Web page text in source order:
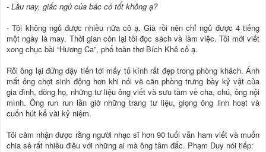
- Lâu nay, giấc ngủ của bác có tốt không ạ?
- Tôi không ngủ được nhiều nữa cô ạ. Già rồi nên chỉ ngủ được 4 tiếng
một ngày là may. Thời gian còn lại tôi đọc sách và làm việc. Tôi mới viết
xong chục bài “Hương Ca”, phổ toàn thơ Bích Khê cô ạ.
Rồi ông lại đứng dậy tiến tới mấy tủ kính rất đẹp trong phòng khách. Ánh
mắt ông chợt sinh động hơn khi nói về căn phòng trưng bày kỷ vật của
gia đình, dòng họ, những tư liệu ông viết và sưu tầm về cha, chú, ông nội
mình. Ông run run lần giở những trang tư liệu, giọng ông linh hoạt và
cuốn hút kể vài kỷ niệm.
Tôi cảm nhận được rằng người nhạc sĩ hơn 90 tuổi vẫn ham viết và muốn
chia sẻ rất nhiều điều với những ai mà ông tâm đắc. Phạm Duy nói tiếp: